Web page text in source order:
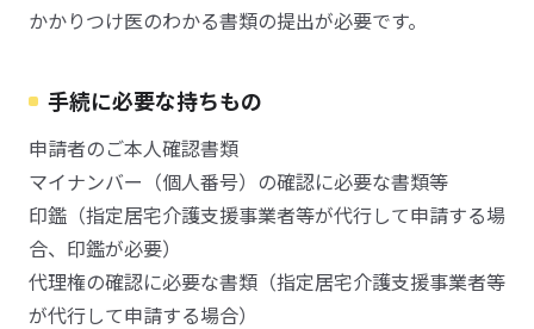
かかりつけ医のわかる書類の提出が必要です。
手続に必要な持ちもの
申請者のご本人確認書類
マイナンバー（個人番号）の確認に必要な書類等
印鑑（指定居宅介護支援事業者等が代行して申請する場
合、印鑑が必要）
代理権の確認に必要な書類（指定居宅介護支援事業者等
が代行して申請する場合）